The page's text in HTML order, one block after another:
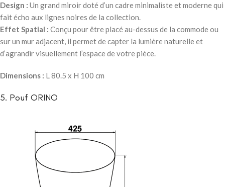
Design : Un grand miroir doté d’un cadre minimaliste et moderne qui
fait écho aux lignes noires de la collection.
Effet Spatial : Conçu pour être placé au-dessus de la commode ou
sur un mur adjacent, il permet de capter la lumière naturelle et
d’agrandir visuellement l’espace de votre pièce.
Dimensions : L 80.5 x H 100 cm
5. Pouf ORINO